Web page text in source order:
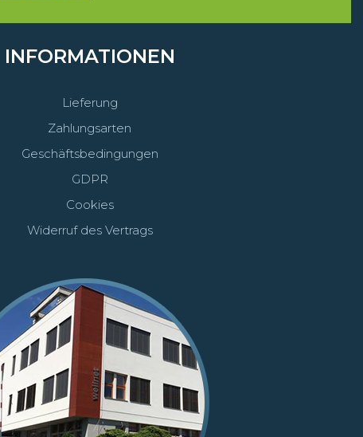
INFORMATIONEN
Lieferung
Zahlungsarten
Geschäftsbedingungen
GDPR
Cookies
Widerruf des Vertrags